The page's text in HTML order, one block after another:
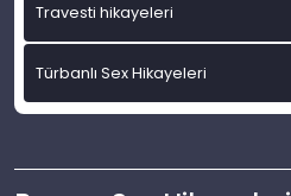
Travesti hikayeleri
Türbanlı Sex Hikayeleri